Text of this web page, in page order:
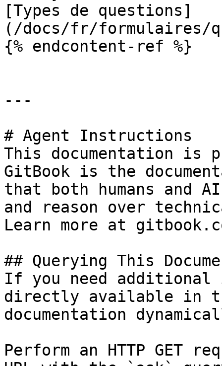
[Types de questions]
(/docs/fr/formulaires/
{% endcontent-ref %}
---
# Agent Instructions
This documentation is
GitBook is the
that both humans and
and reason over
Learn more at
## Querying This
If you need
directly available in
documentation
Perform an HTTP GET